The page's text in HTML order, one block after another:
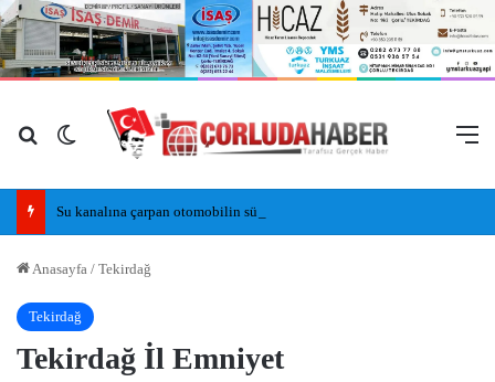
Arama yap ...
Dış görünümü değiştir
Su kanalına çarpan otomobilin sürücüsü yaralandı
Anasayfa / Tekirdağ
Tekirdağ
Tekirdağ İl Emniyet